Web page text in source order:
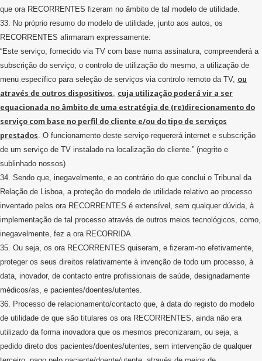
que ora RECORRENTES fizeram no âmbito de tal modelo de utilidade.
33. No próprio resumo do modelo de utilidade, junto aos autos, os
RECORRENTES afirmaram expressamente:
“Este serviço, fornecido via TV com base numa assinatura, compreenderá a
subscrição do serviço, o controlo de utilização do mesmo, a utilização de
menu específico para seleção de serviços via controlo remoto da TV, ou
através de outros dispositivos, cuja utilização poderá vir a ser
equacionada no âmbito de uma estratégia de (re)direcionamento do
serviço com base no perfil do cliente e/ou do tipo de serviços
prestados. O funcionamento deste serviço requererá internet e subscrição
de um serviço de TV instalado na localização do cliente.” (negrito e
sublinhado nossos)
34. Sendo que, inegavelmente, e ao contrário do que conclui o Tribunal da
Relação de Lisboa, a proteção do modelo de utilidade relativo ao processo
inventado pelos ora RECORRENTES é extensível, sem qualquer dúvida, à
implementação de tal processo através de outros meios tecnológicos, como,
inegavelmente, fez a ora RECORRIDA.
35. Ou seja, os ora RECORRENTES quiseram, e fizeram-no efetivamente,
proteger os seus direitos relativamente à invenção de todo um processo, à
data, inovador, de contacto entre profissionais de saúde, designadamente
médicos/as, e pacientes/doentes/utentes.
36. Processo de relacionamento/contacto que, à data do registo do modelo
de utilidade de que são titulares os ora RECORRENTES, ainda não era
utilizado da forma inovadora que os mesmos preconizaram, ou seja, a
pedido direto dos pacientes/doentes/utentes, sem intervenção de qualquer